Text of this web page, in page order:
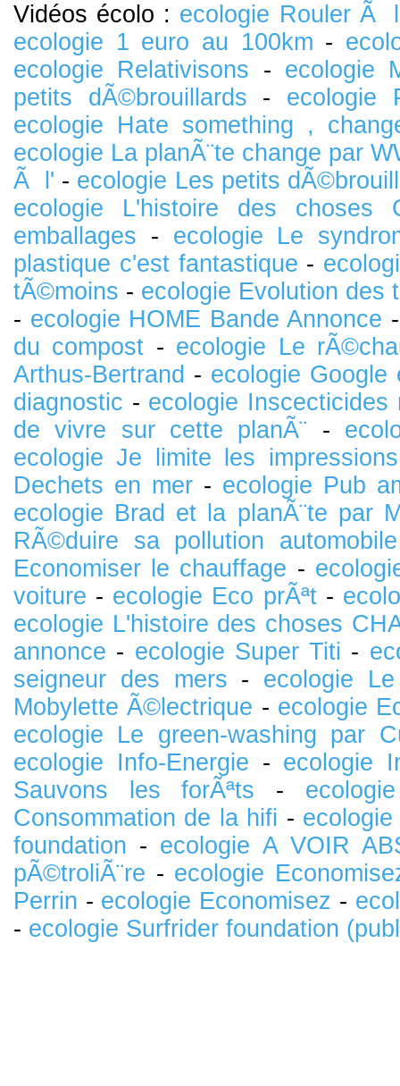
Vidéos écolo : ecologie Rouler Ã
ecologie 1 euro au 100km -
ecologie Relativisons - ecologie
petits dÃ©brouillards - ecologie
ecologie Hate something ,
ecologie La planÃ¨te change par
Ã l' - ecologie Les petits
ecologie L'histoire des choses
emballages - ecologie Le
plastique c'est fantastique -
tÃ©moins - ecologie Evolution des
- ecologie HOME Bande Annonce
du compost - ecologie Le
Arthus-Bertrand - ecologie Google
diagnostic - ecologie
de vivre sur cette planÃ¨ -
ecologie Je limite les impressions
Dechets en mer - ecologie Pub
ecologie Brad et la planÃ¨te par
RÃ©duire sa pollution automobile
Economiser le chauffage -
voiture - ecologie Eco prÃªt-
ecologie L'histoire des choses
annonce - ecologie Super Titi -
seigneur des mers - ecologie
Mobylette Ã©lectrique - ecologie
ecologie Le green-washing par
ecologie Info-Energie - ecologie
Sauvons les forÃªts -
Consommation de la hifi -
foundation - ecologie A VOIR
pÃ©troliÃ¨re - ecologie
Perrin - ecologie Economisez -
- ecologie Surfrider foundation